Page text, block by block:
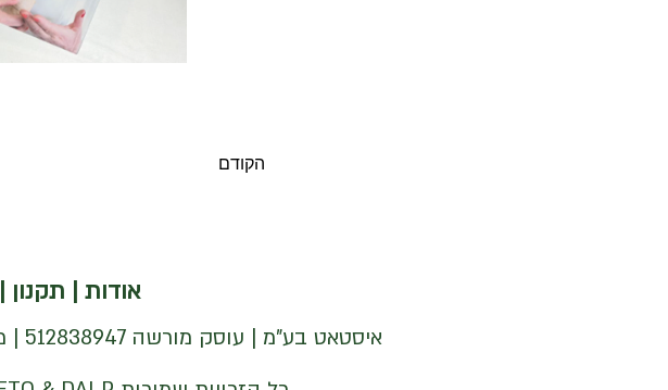
הקודם
אודות תקנון
איסטאט בע"מ | עוסק מורשה 512838947 | מנדלבלט 3 הרצליה | 058-4637331 |